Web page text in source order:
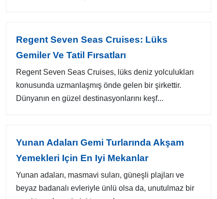
Regent Seven Seas Cruises: Lüks
Gemiler Ve Tatil Fırsatları
Regent Seven Seas Cruises, lüks deniz yolculukları
konusunda uzmanlaşmış önde gelen bir şirkettir.
Dünyanın en güzel destinasyonlarını keşf...
Yunan Adaları Gemi Turlarında Akşam
Yemekleri Için En Iyi Mekanlar
Yunan adaları, masmavi suları, güneşli plajları ve
beyaz badanalı evleriyle ünlü olsa da, unutulmaz bir